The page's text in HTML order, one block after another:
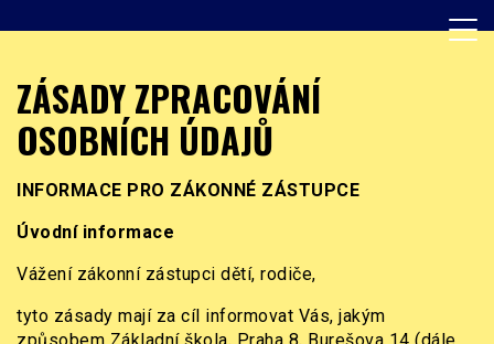
to
ZŠ Burešova
ZÁSADY ZPRACOVÁNÍ
OSOBNÍCH ÚDAJŮ
INFORMACE PRO ZÁKONNÉ ZÁSTUPCE
Úvodní informace
Vážení zákonní zástupci dětí, rodiče,
tyto zásady mají za cíl informovat Vás, jakým